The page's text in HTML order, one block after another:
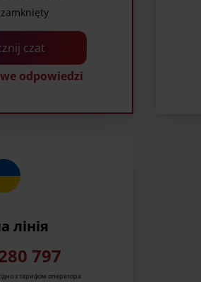
czat
odpowiedzi
лінія
797
з тарифом оператора